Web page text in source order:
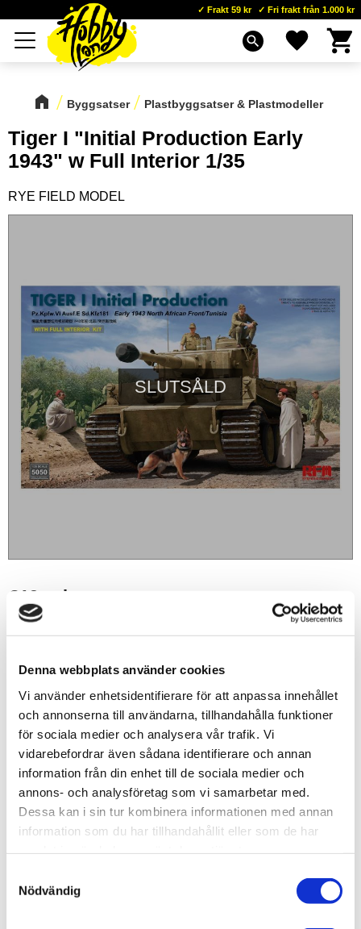
Denna webbplats använder cookies
Vi använder enhetsidentifierare för att anpassa innehållet
och annonserna till användarna, tillhandahålla funktioner
för sociala medier och analysera vår trafik. Vi
vidarebefordrar även sådana identifierare och annan
information från din enhet till de sociala medier och
annons- och analysföretag som vi samarbetar med.
Dessa kan i sin tur kombinera informationen med annan
information som du har tillhandahållit eller som de har
Nödvändig
Meny
Frakt 59 kr Fri frakt från 1.000 kr
search Favoriter
Byggsatser Plastbyggsatser & Plastmodeller
Tiger I "Initial Production Early
1943" w Full Interior 1/35
RYE FIELD MODEL
SLUTSÅLD
819 sek
Lagerstatus
Slutsåld
Artikelnr
RFM5050
Leveranstid
Okänd leveranstid
Allmänt